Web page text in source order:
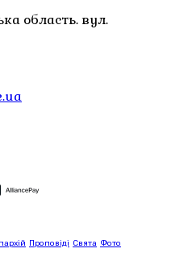
область. вул.
Проповіді Свята Фото